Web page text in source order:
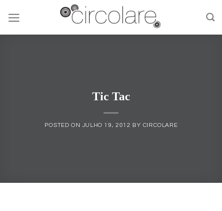
content
Tic Tac
POSTED ON JULHO 19, 2012 BY CIRCOLARE